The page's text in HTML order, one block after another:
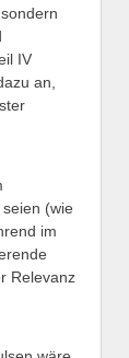
IV
an,
(wie
im
Relevanz